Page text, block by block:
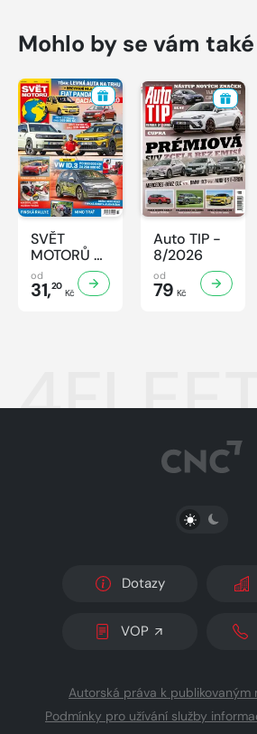
Mohlo by se vám
SVĚT
MOTORŮ -
33/2026
od
31,20
Kč
Auto TIP -
8/2026
od
79 Kč
Dotazy
VOP
Autorská práva k publikovaným
Podmínky pro užívání služby